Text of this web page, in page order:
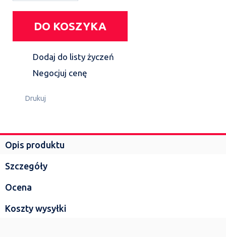
DO KOSZYKA
Dodaj do listy życzeń
Negocjuj cenę
Drukuj
Opis produktu
Szczegóły
Ocena
Koszty wysyłki